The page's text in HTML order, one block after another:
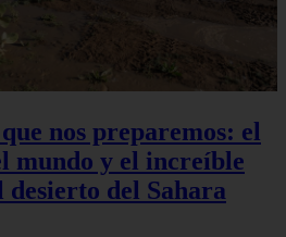
nos preparemos: el
mundo y el increíble
del Sahara